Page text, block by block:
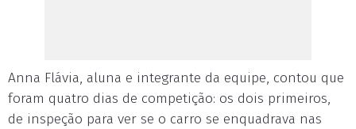
Anna Flávia, aluna e integrante da equipe, contou que
foram quatro dias de competição: os dois primeiros,
de inspeção para ver se o carro se enquadrava nas